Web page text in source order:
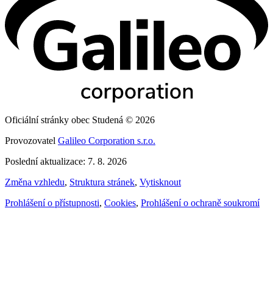
Oficiální stránky obec Studená © 2026
Provozovatel Galileo Corporation s.r.o.
Poslední aktualizace: 7. 8. 2026
Změna vzhledu, Struktura stránek, Vytisknout
Prohlášení o přístupnosti, Cookies, Prohlášení o ochraně soukromí